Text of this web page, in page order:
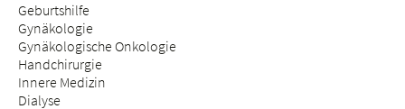
Geburtshilfe
Gynäkologie
Gynäkologische Onkologie
Handchirurgie
Innere Medizin
Dialyse